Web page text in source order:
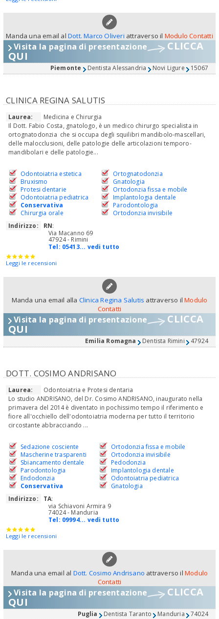
Manda una email alDott. Marco Oliveri attraverso il Modulo Contatti
Visita la pagina di presentazione CLICCA
QUI
Piemonte Dentista Alessandria Novi Ligure 15067
CLINICA REGINA SALUTIS
Laurea:
Medicina e Chirurgia
Il Dott. Fabio Costa, gnatologo, è un medico chirurgo specialista in
ortognatodonzia che si occupa degli squilibri mandibolo-mascellari,
delle malocclusioni, delle patologie delle articolazioni temporo-
mandibolari e delle patologie...
Odontoiatria estetica
Bruxismo
Protesi dentarie
Odontoiatria pediatrica
Conservativa
Chirurgia orale
Ortognatodonzia
Gnatologia
Ortodonzia fissa e mobile
Implantologia dentale
Parodontologia
Ortodonzia invisibile
Indirizzo:
RN:
Via Macanno 69
47924 - Rimini
Tel: 05413... vedi tutto
Leggi le recensioni
Manda una email alla Clinica Regina Salutis attraverso ilModulo
Contatti
Visita la pagina di presentazione CLICCA
QUI
Emilia Romagna Dentista Rimini 47924
DOTT. COSIMO ANDRISANO
Laurea:
Odontoiatria e Protesi dentaria
Lo studio ANDRISANO, del Dr. Cosimo ANDRISANO, inaugurato nella
primavera del 2014 è diventato in pochissimo tempo il riferimento e
fiore all'occhiello dell'odontoiatria moderna per tutto il territorio
circostante abbracciando ...
Sedazione cosciente
Mascherine trasparenti
Sbiancamento dentale
Parodontologia
Endodonzia
Conservativa
Ortodonzia fissa e mobile
Ortodonzia invisibile
Pedodonzia
Implantologia dentale
Odontoiatria pediatrica
Gnatologia
Indirizzo:
TA:
via Schiavoni Armira 9
74024 - Manduria
Tel: 09994... vedi tutto
Leggi le recensioni
Manda una email al Dott. Cosimo Andrisano attraverso il Modulo
Contatti
Visita la pagina di presentazione CLICCA
QUI
Puglia Dentista Taranto Manduria 74024